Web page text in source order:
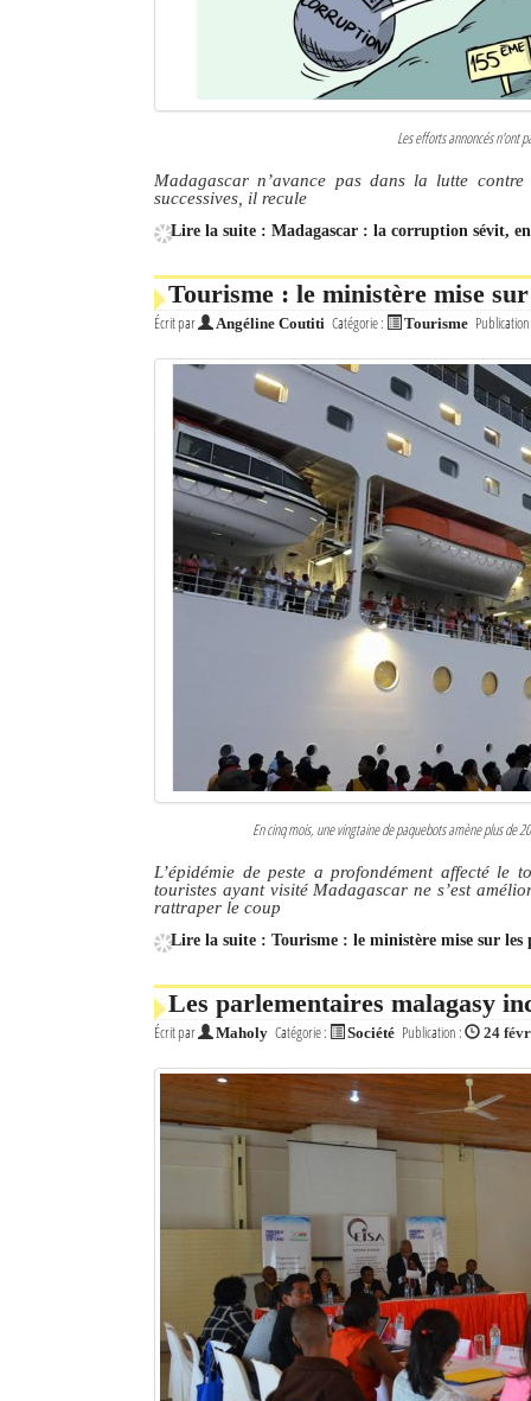
Les efforts annoncés n'ont
Madagascar n’avance pas dans la lutte
successives, il recule
Lire la suite : Madagascar : la corruption sévit,
Tourisme : le ministère mise
Écrit par Angéline Coutiti Catégorie : Tourisme
En cinq mois, une vingtaine de paquebots amène plus de
L’épidémie de peste a profondément affecté
touristes ayant visité Madagascar ne s’est
rattraper le coup
Lire la suite : Tourisme : le ministère mise sur les
Les parlementaires malagasy
Écrit par Maholy Catégorie : Société Publication : 24